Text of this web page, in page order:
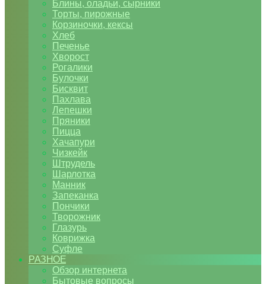
Блины, оладьи, сырники
Торты, пирожные
Корзиночки, кексы
Хлеб
Печенье
Хворост
Рогалики
Булочки
Бисквит
Пахлава
Лепешки
Пряники
Пицца
Хачапури
Чизкейк
Штрудель
Шарлотка
Манник
Запеканка
Пончики
Творожник
Глазурь
Коврижка
Суфле
РАЗНОЕ
Обзор интернета
Бытовые вопросы